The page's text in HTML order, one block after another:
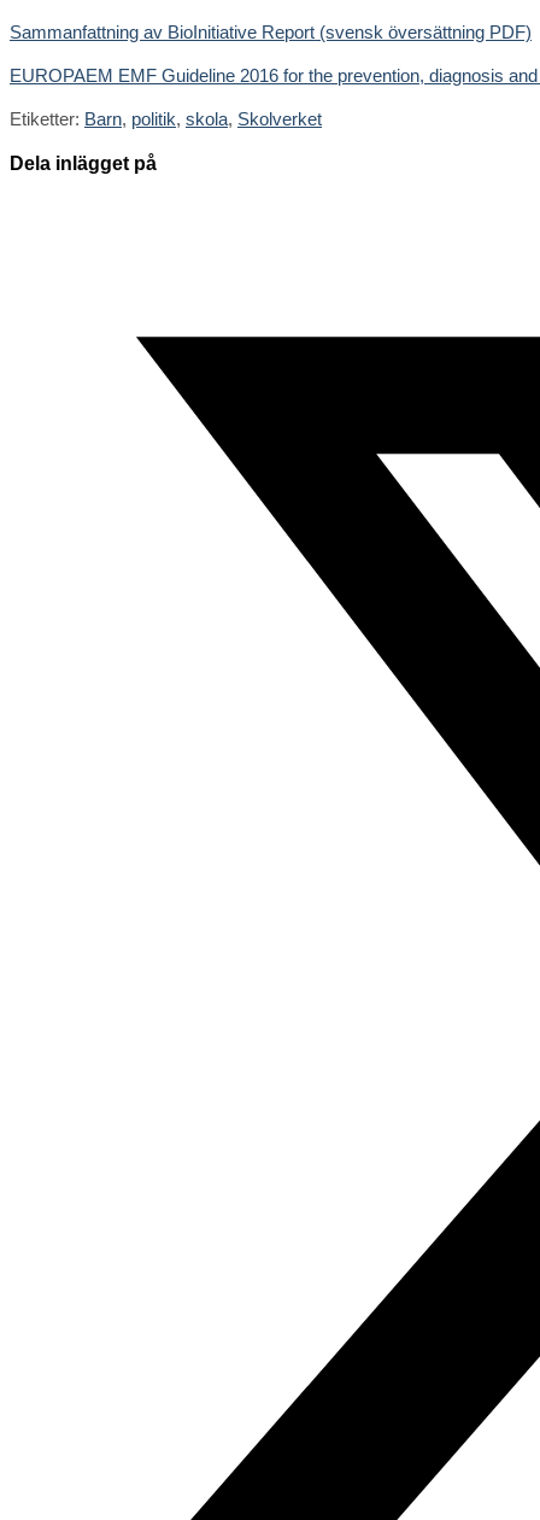
Sammanfattning av BioInitiative Report (svensk översättning PDF)
EUROPAEM EMF Guideline 2016 for the prevention, diagnosis
Etiketter: Barn, politik, skola, Skolverket
Dela inlägget på